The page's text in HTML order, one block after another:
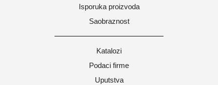
Isporuka proizvoda
Saobraznost
Katalozi
Podaci firme
Uputstva